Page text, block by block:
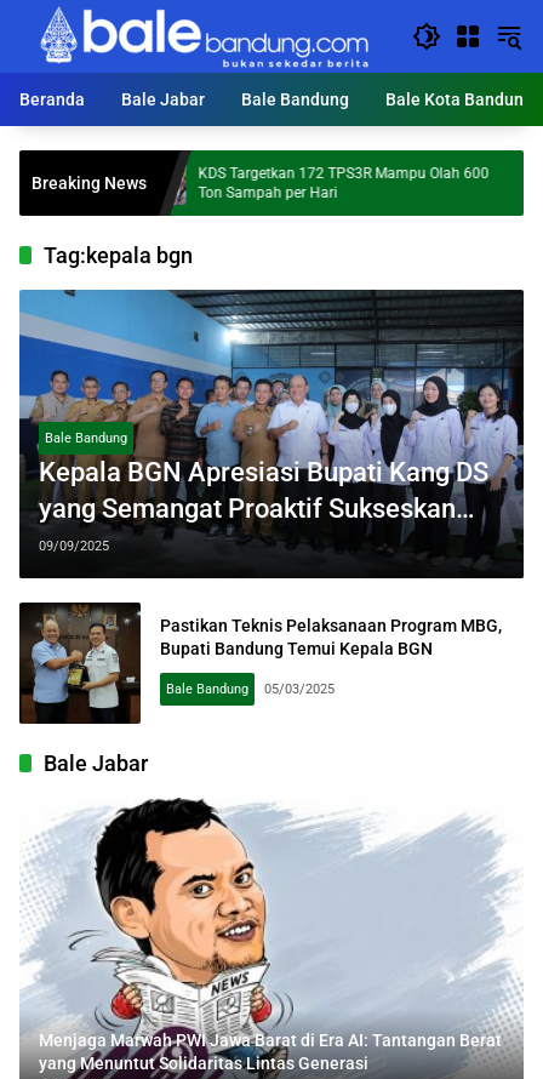
Langsung
konten
Beranda
Bale Jabar Bale Bandung Bale Kota Bandung
Breaking News KDS Targetkan 172 TPS3R Mampu Olah 600
Ton Sampah per Hari
Tag:kepala bgn
Bale Bandung
Kepala BGN Apresiasi Bupati Kang DS
yang Semangat Proaktif Sukseskan
Program MBG
09/09/2025
Pastikan Teknis Pelaksanaan Program MBG,
Bupati Bandung Temui Kepala BGN
Bale Bandung 05/03/2025
Bale Jabar
Menjaga Marwah PWI Jawa Barat di Era AI: Tantangan Berat
yang Menuntut Solidaritas Lintas Generasi